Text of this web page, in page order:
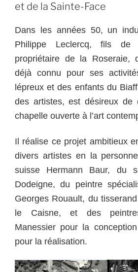
et de la Sainte-Face
Dans les années 50, un
Philippe Leclercq, fils de
propriétaire de la Roseraie,
déjà connu pour ses
lépreux et des enfants du
des artistes, est désireux de
chapelle ouverte à l’art
Il réalise ce projet ambitieux
divers artistes en la
suisse Hermann Baur, du
Dodeigne, du peintre
Georges Rouault, du
le Caisne, et des
Manessier pour la
pour la réalisation.